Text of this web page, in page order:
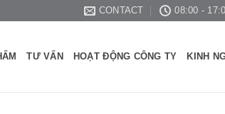
CONTACT 08:00 -
TƯ VẤN HOẠT ĐỘNG CÔNG TY KINH